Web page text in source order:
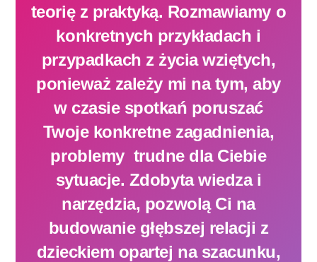
teorię z praktyką. Rozmawiamy o
konkretnych przykładach i
przypadkach z życia wziętych,
ponieważ zależy mi na tym, aby
w czasie spotkań poruszać
Twoje konkretne zagadnienia,
problemy trudne dla Ciebie
sytuacje. Zdobyta wiedza i
narzędzia, pozwolą Ci na
budowanie głębszej relacji z
dzieckiem opartej na szacunku,